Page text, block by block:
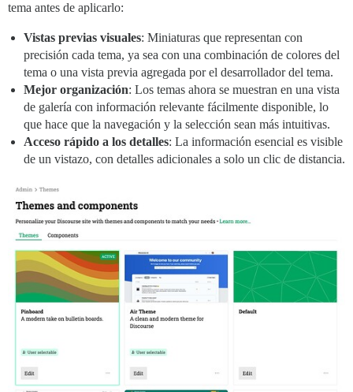
tema antes de aplicarlo:
Vistas previas visuales: Miniaturas que representan con
precisión cada tema, ya sea con una combinación de colores del
tema o una vista previa agregada por el desarrollador del tema.
Mejor organización: Los temas ahora se muestran en una vista
de galería con información relevante fácilmente disponible, lo
que hace que la navegación y la selección sean más intuitivas.
Acceso rápido a los detalles: La información esencial es visible
de un vistazo, con detalles adicionales a solo un clic de distancia.